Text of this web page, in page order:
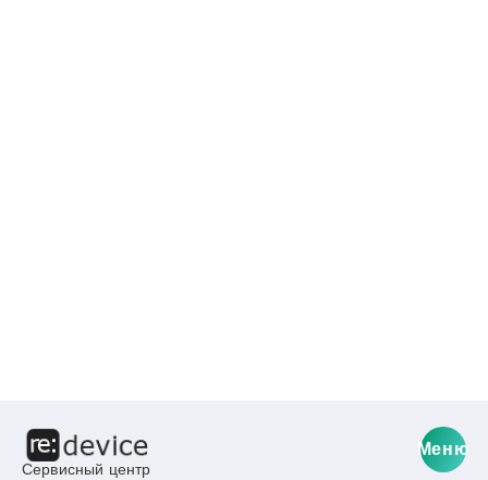
Сервисный центр
Меню